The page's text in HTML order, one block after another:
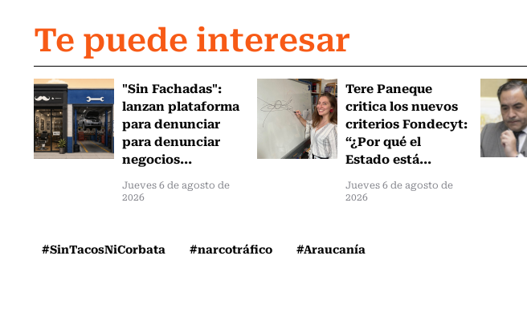
Te puede interesar
"Sin Fachadas":
lanzan plataforma
para denunciar
para denunciar
negocios...
Jueves 6 de agosto de
2026
Tere Paneque
critica los nuevos
criterios Fondecyt:
“¿Por qué el
Estado está...
Jueves 6 de agosto de
2026
#SinTacosNiCorbata #narcotráfico #Araucanía